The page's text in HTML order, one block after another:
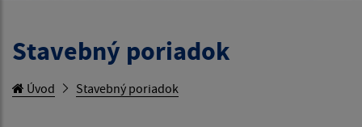
Stavebný poriadok
Úvod Stavebný poriadok